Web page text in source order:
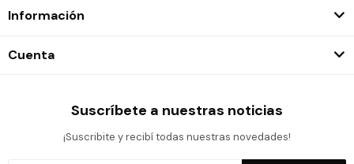
Información
Cuenta
Suscríbete a nuestras noticias
¡Suscribite y recibí todas nuestras novedades!